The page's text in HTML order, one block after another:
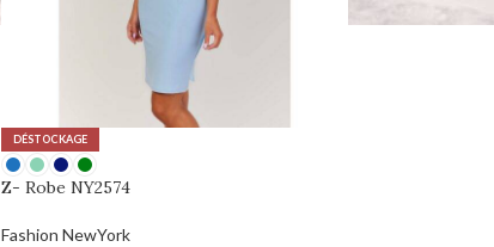
DÉSTOCKAGE
Z- Robe NY2574
Fashion NewYork